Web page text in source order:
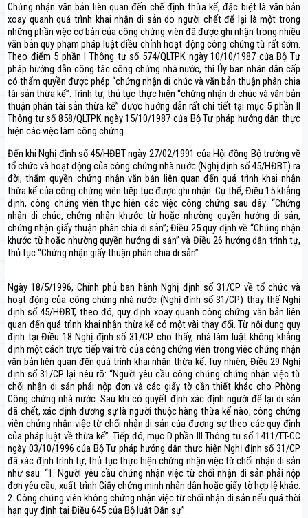
Chứng nhận văn bản liên quan đến chế định thừa kế, đặc biệt là văn bản
xoay quanh quá trình khai nhận di sản do người chết để lại là một trong
những phần việc cơ bản của công chứng viên đã được ghi nhận trong nhiều
văn bản quy phạm pháp luật điều chỉnh hoạt động công chứng từ rất sớm.
Theo điểm 5 phần I Thông tư số 574/QLTPK ngày 10/10/1987 của Bộ Tư
pháp hướng dẫn công tác công chứng nhà nước, thì Ủy ban nhân dân cấp
có thẩm quyền được phép “chứng nhận di chúc và văn bản thuận phân chia
tài sản thừa kế”. Trình tự, thủ tục thực hiện “chứng nhận di chúc và văn bản
thuận phân tài sản thừa kế” được hướng dẫn rất chi tiết tại mục 5 phần II
Thông tư số 858/QLTPK ngày 15/10/1987 của Bộ Tư pháp hướng dẫn thực
hiện các việc làm công chứng.
Đến khi Nghị định số 45/HĐBT ngày 27/02/1991 của Hội đồng Bộ trưởng về
tổ chức và hoạt động của công chứng nhà nước (Nghị định số 45/HĐBT) ra
đời, thẩm quyền chứng nhận văn bản liên quan đến quá trình khai nhận
thừa kế của công chứng viên tiếp tục được ghi nhận. Cụ thể, Điều 15 khẳng
định, công chứng viên thực hiện các việc công chứng sau đây: “Chứng
nhận di chúc, chứng nhận khước từ hoặc nhường quyền hưởng di sản,
chứng nhận giấy thuận phân chia di sản”; Điều 25 quy định về “Chứng nhận
khước từ hoặc nhường quyền hưởng di sản” và Điều 26 hướng dẫn trình tự,
thủ tục “Chứng nhận giấy thuận phân chia di sản”.
Ngày 18/5/1996, Chính phủ ban hành Nghị định số 31/CP về tổ chức và
hoạt động của công chứng nhà nước (Nghị định số 31/CP) thay thế Nghị
định số 45/HĐBT, theo đó, quy định xoay quanh công chứng văn bản liên
quan đến quá trình khai nhận thừa kế có một vài thay đổi. Từ nội dung quy
định tại Điều 18 Nghị định số 31/CP cho thấy, nhà làm luật không khẳng
định một cách trực tiếp vai trò của công chứng viên trong việc chứng nhận
văn bản liên quan đến quá trình khai nhận thừa kế. Tuy nhiên, Điều 29 Nghị
định số 31/CP lại nêu rõ: “Người yêu cầu công chứng chứng nhận việc từ
chối nhận di sản phải nộp đơn và các giấy tờ cần thiết khác cho Phòng
Công chứng nhà nước. Sau khi có quyết định xác định người để lại di sản
đã chết, xác định đương sự là người thuộc hàng thừa kế nào, công chứng
viên chứng nhận việc từ chối nhận di sản của đương sự theo các quy định
của pháp luật về thừa kế”. Tiếp đó, mục D phần III Thông tư số 1411/TT-CC
ngày 03/10/1996 của Bộ Tư pháp hướng dẫn thực hiện Nghị định số 31/CP
đã xác định trình tự, thủ tục thực hiện chứng nhận việc từ chối nhận di sản
như sau: “1. Người yêu cầu chứng nhận việc từ chối nhận di sản phải nộp
đơn yêu cầu, xuất trình Giấy chứng minh nhân dân hoặc giấy tờ hợp lệ khác.
2. Công chứng viên không chứng nhận việc từ chối nhận di sản nếu quá thời
hạn quy định tại Điều 645 của Bộ luật Dân sự”.